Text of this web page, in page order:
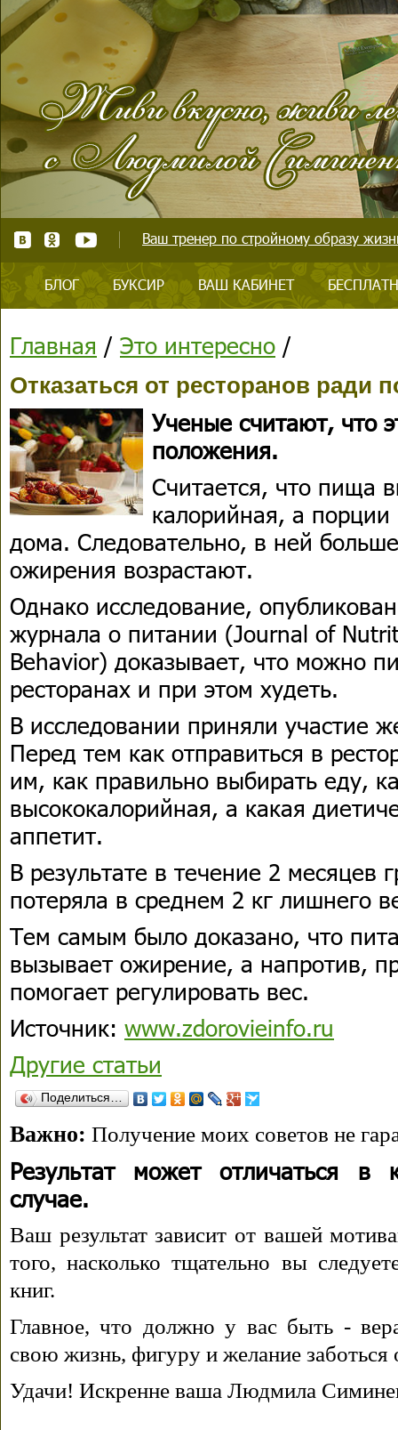
Ваш тренер по стройному образу
БЛОГ БУКСИР ВАШ КАБИНЕТ
Главная / Это интересно /
Отказаться от ресторанов ради
Ученые считают, что
положения.
Считается, что пища
калорийная, а
дома. Следовательно, в ней
ожирения возрастают.
Однако исследование,
журнала о питании (Journal of
Behavior) доказывает, что можно
ресторанах и при этом худеть.
В исследовании приняли участие
Перед тем как отправиться в
им, как правильно выбирать еду,
высококалорийная, а какая
аппетит.
В результате в течение 2 месяцев
потеряла в среднем 2 кг лишнего
Тем самым было доказано, что
вызывает ожирение, а напротив,
помогает регулировать вес.
Источник: www.zdorovieinfo.ru
Другие статьи
Поделиться…
Важно: Получение моих советов не
Результат может отличаться в
случае.
Ваш результат зависит от вашей
того, насколько тщательно вы
книг.
Главное, что должно у вас быть -
свою жизнь, фигуру и желание заботься
Удачи! Искренне ваша Людмила